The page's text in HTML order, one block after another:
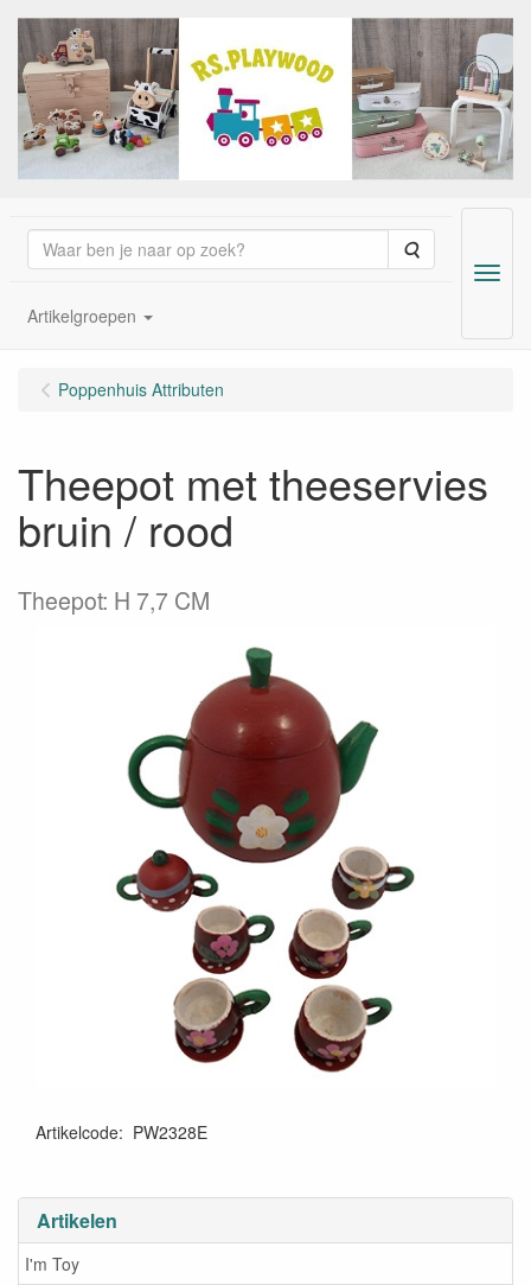
Zoeken
Artikelgroepen
Menu
Artikelen
I'm Toy
Poppenhuis Attributen
Theepot met theeservies
bruin / rood
Theepot: H 7,7 CM
Artikelcode: PW2328E